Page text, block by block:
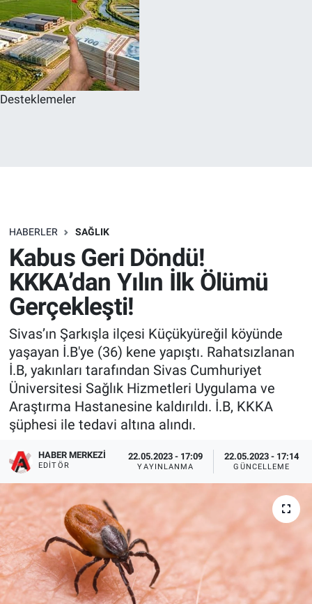
Desteklemeler
HABERLER SAĞLIK
Kabus Geri Döndü!
KKKA’dan Yılın İlk Ölümü
Gerçekleşti!
Sivas’ın Şarkışla ilçesi Küçükyüreğil köyünde
yaşayan İ.B'ye (36) kene yapıştı. Rahatsızlanan
İ.B, yakınları tarafından Sivas Cumhuriyet
Üniversitesi Sağlık Hizmetleri Uygulama ve
Araştırma Hastanesine kaldırıldı. İ.B, KKKA
şüphesi ile tedavi altına alındı.
HABER MERKEZI
EDITÖR
22.05.2023 - 17:09
YAYINLANMA
22.05.2023 - 17:14
GÜNCELLEME